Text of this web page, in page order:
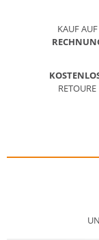
KAUF AUF
RETOURE